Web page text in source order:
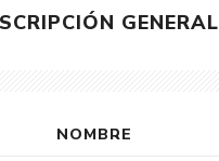
GENERAL
NOMBRE